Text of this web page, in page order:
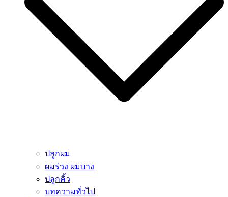
ปลูกผม
ผมร่วง ผมบาง
ปลูกคิ้ว
บทความทั่วไป